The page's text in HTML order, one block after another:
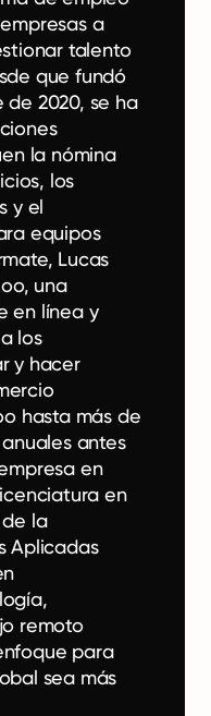
a
talento
que fundó
de 2020, se ha
la nómina
los
y el
equipos
Lucas
una
en línea y
los
y hacer
hasta más de
antes
en
en
de la
Aplicadas
remoto
para
sea más